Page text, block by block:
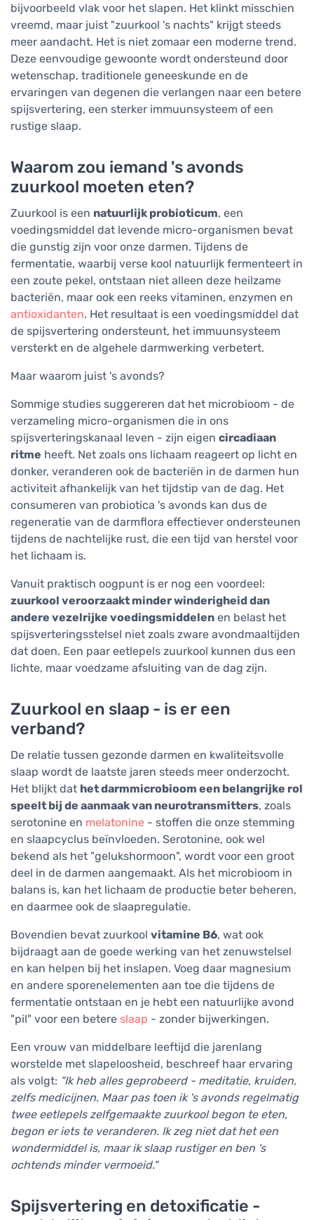
bijvoorbeeld vlak voor het slapen. Het klinkt misschien
vreemd, maar juist "zuurkool 's nachts" krijgt steeds
meer aandacht. Het is niet zomaar een moderne trend.
Deze eenvoudige gewoonte wordt ondersteund door
wetenschap, traditionele geneeskunde en de
ervaringen van degenen die verlangen naar een betere
spijsvertering, een sterker immuunsysteem of een
rustige slaap.
Waarom zou iemand 's avonds
zuurkool moeten eten?
Zuurkool is een natuurlijk probioticum, een
voedingsmiddel dat levende micro-organismen bevat
die gunstig zijn voor onze darmen. Tijdens de
fermentatie, waarbij verse kool natuurlijk fermenteert in
een zoute pekel, ontstaan niet alleen deze heilzame
bacteriën, maar ook een reeks vitaminen, enzymen en
antioxidanten. Het resultaat is een voedingsmiddel dat
de spijsvertering ondersteunt, het immuunsysteem
versterkt en de algehele darmwerking verbetert.
Maar waarom juist 's avonds?
Sommige studies suggereren dat het microbioom - de
verzameling micro-organismen die in ons
spijsverteringskanaal leven - zijn eigen circadiaan
ritme heeft. Net zoals ons lichaam reageert op licht en
donker, veranderen ook de bacteriën in de darmen hun
activiteit afhankelijk van het tijdstip van de dag. Het
consumeren van probiotica 's avonds kan dus de
regeneratie van de darmflora effectiever ondersteunen
tijdens de nachtelijke rust, die een tijd van herstel voor
het lichaam is.
Vanuit praktisch oogpunt is er nog een voordeel:
zuurkool veroorzaakt minder winderigheid dan
andere vezelrijke voedingsmiddelen en belast het
spijsverteringsstelsel niet zoals zware avondmaaltijden
dat doen. Een paar eetlepels zuurkool kunnen dus een
lichte, maar voedzame afsluiting van de dag zijn.
Zuurkool en slaap - is er een
verband?
De relatie tussen gezonde darmen en kwaliteitsvolle
slaap wordt de laatste jaren steeds meer onderzocht.
Het blijkt dat het darmmicrobioom een belangrijke rol
speelt bij de aanmaak van neurotransmitters, zoals
serotonine en melatonine - stoffen die onze stemming
en slaapcyclus beïnvloeden. Serotonine, ook wel
bekend als het "gelukshormoon", wordt voor een groot
deel in de darmen aangemaakt. Als het microbioom in
balans is, kan het lichaam de productie beter beheren,
en daarmee ook de slaapregulatie.
Bovendien bevat zuurkool vitamine B6, wat ook
bijdraagt aan de goede werking van het zenuwstelsel
en kan helpen bij het inslapen. Voeg daar magnesium
en andere sporenelementen aan toe die tijdens de
fermentatie ontstaan en je hebt een natuurlijke avond
"pil" voor een betere slaap - zonder bijwerkingen.
Een vrouw van middelbare leeftijd die jarenlang
worstelde met slapeloosheid, beschreef haar ervaring
als volgt: "Ik heb alles geprobeerd - meditatie, kruiden,
zelfs medicijnen. Maar pas toen ik 's avonds regelmatig
twee eetlepels zelfgemaakte zuurkool begon te eten,
begon er iets te veranderen. Ik zeg niet dat het een
wondermiddel is, maar ik slaap rustiger en ben 's
ochtends minder vermoeid."
Spijsvertering en detoxificatie -